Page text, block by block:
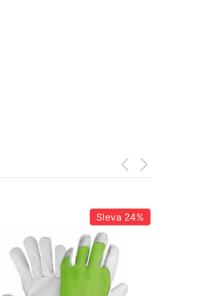
Sleva 24%